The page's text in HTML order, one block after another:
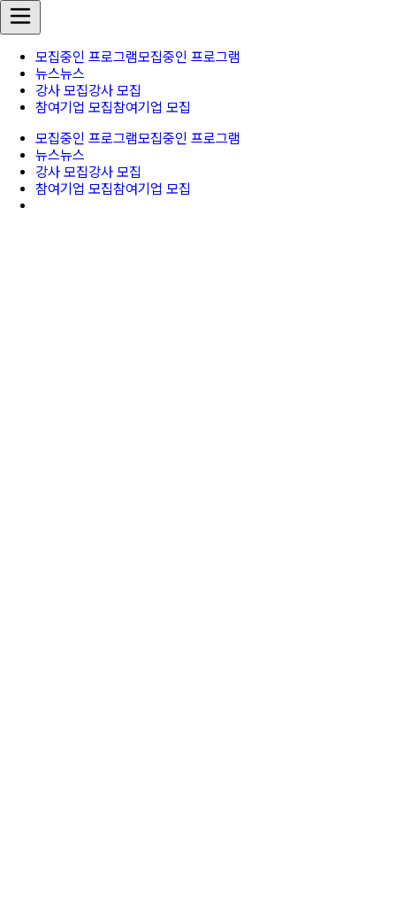
모집중인 프로그램모집중인 프로그램
뉴스뉴스
강사 모집강사 모집
참여기업 모집참여기업 모집
모집중인 프로그램모집중인 프로그램
뉴스뉴스
강사 모집강사 모집
참여기업 모집참여기업 모집